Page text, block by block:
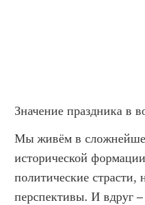
Значение праздника в
Мы живём в
исторической
политические страсти,
перспективы. И вдруг